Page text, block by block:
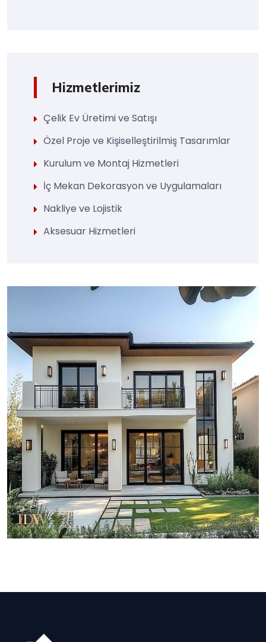
Hizmetlerimiz
Çelik Ev Üretimi ve Satışı
Özel Proje ve Kişiselleştirilmiş Tasarımlar
Kurulum ve Montaj Hizmetleri
İç Mekan Dekorasyon ve Uygulamaları
Nakliye ve Lojistik
Aksesuar Hizmetleri